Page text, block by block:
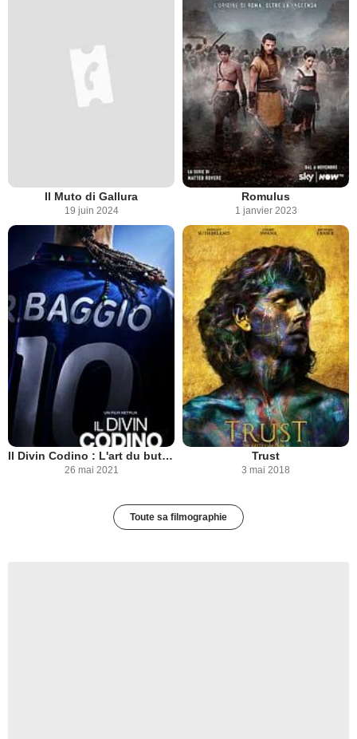
Il Muto di Gallura
19 juin 2024
Romulus
1 janvier 2023
Il Divin Codino : L'art du but par Roberto Baggio
26 mai 2021
Trust
3 mai 2018
Toute sa filmographie